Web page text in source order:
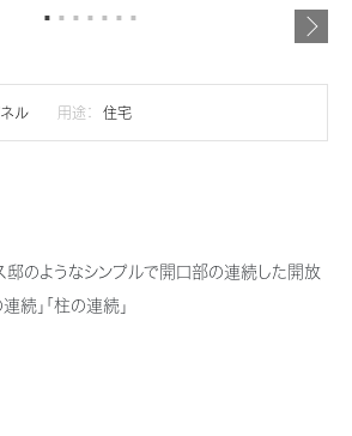
）戦略
障がい福祉施設
定経営を目指すオーナー様まで、賃貸経営に
お届けします。
ム
リフォームをご検討の方
い価値をデザインし、持続可能な未来志向のま
リフォーム工事ご契約者さまとミサワホームを
ト。お得・便利・安心なコンテンツや、ミサワホ
プ
ル 用途： 住宅
邸のようなシンプルで開口部の連続した開放
続」「柱の連続」